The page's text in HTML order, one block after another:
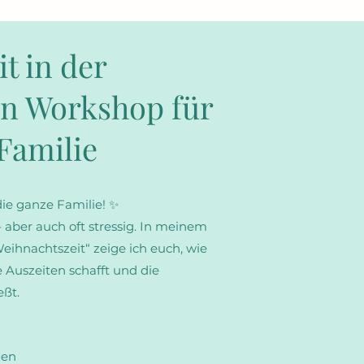
in der
Workshop für
ganze Familie! ✨
auch oft stressig. In meinem
zeige ich euch, wie
schafft und die